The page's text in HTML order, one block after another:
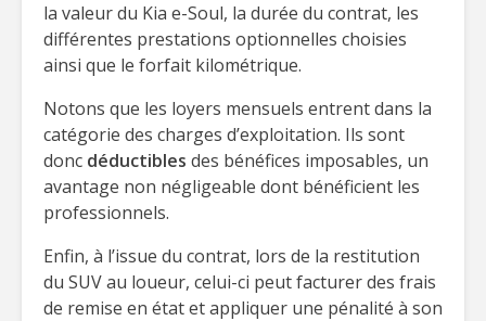
la valeur du Kia e-Soul, la durée du contrat, les
différentes prestations optionnelles choisies
ainsi que le forfait kilométrique.
Notons que les loyers mensuels entrent dans la
catégorie des charges d’exploitation. Ils sont
donc déductibles des bénéfices imposables, un
avantage non négligeable dont bénéficient les
professionnels.
Enfin, à l’issue du contrat, lors de la restitution
du SUV au loueur, celui-ci peut facturer des frais
de remise en état et appliquer une pénalité à son